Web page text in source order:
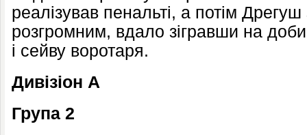
реалізував пенальті, а потім
розгромним, вдало зігравши на
і сейву воротаря.
Дивізіон А
Група 2